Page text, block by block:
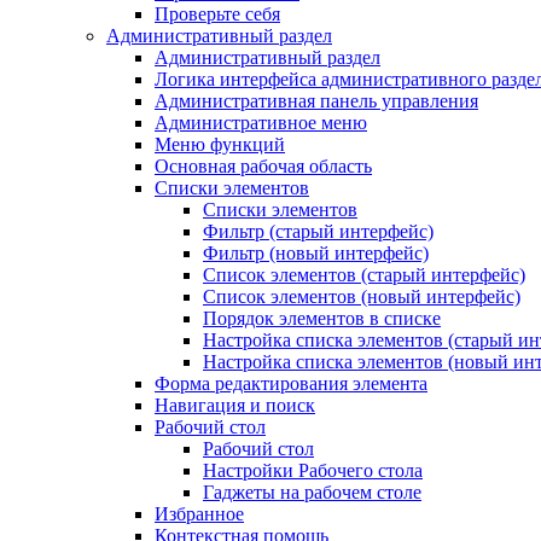
Проверьте себя
Административный раздел
Административный раздел
Логика интерфейса административного
Административная панель управления
Административное меню
Меню функций
Основная рабочая область
Списки элементов
Списки элементов
Фильтр (старый интерфейс)
Фильтр (новый интерфейс)
Список элементов (старый интерфейс)
Список элементов (новый интерфейс)
Порядок элементов в списке
Настройка списка элементов (старый
Настройка списка элементов (новый
Форма редактирования элемента
Навигация и поиск
Рабочий стол
Рабочий стол
Настройки Рабочего стола
Гаджеты на рабочем столе
Избранное
Контекстная помощь